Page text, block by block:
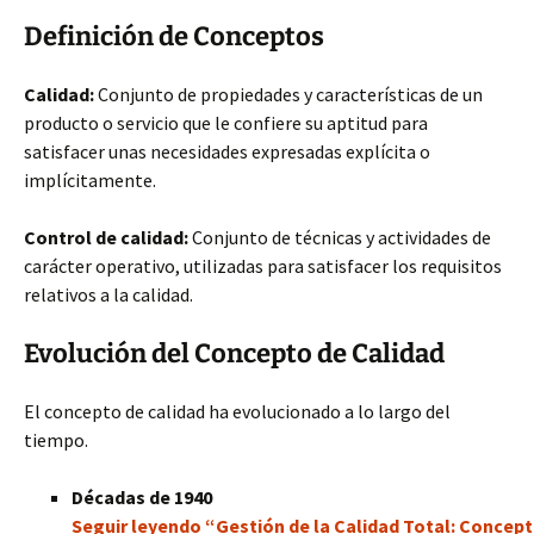
Definición de Conceptos
Calidad:Conjunto de propiedades y características de un
producto o servicio que le confiere su aptitud para
satisfacer unas necesidades expresadas explícita o
implícitamente.
Control de calidad:Conjunto de técnicas y actividades de
carácter operativo, utilizadas para satisfacer los requisitos
relativos a la calidad.
Evolución del Concepto de Calidad
El concepto de calidad ha evolucionado a lo largo del
tiempo.
Décadas de 1940
Seguir leyendo “Gestión de la Calidad Total: